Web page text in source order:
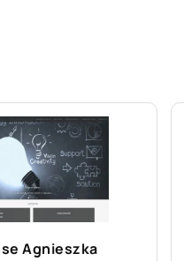
Agnieszka